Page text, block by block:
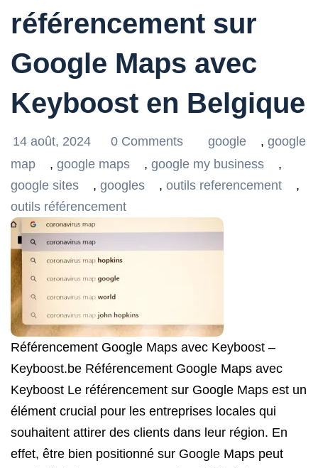
référencement sur
Google Maps avec
Keyboost en Belgique
14 août, 2024 0 Comments google , google
map
, google maps , google my business
,
google sites
, googles , outils referencement
,
outils référencement
Référencement Google Maps avec Keyboost –
Keyboost.be Référencement Google Maps avec
Keyboost Le référencement sur Google Maps est un
élément crucial pour les entreprises locales qui
souhaitent attirer des clients dans leur région. En
effet, être bien positionné sur Google Maps peut